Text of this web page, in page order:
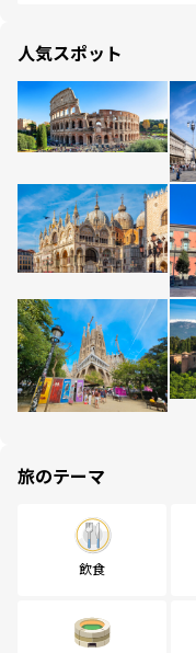
人気スポット
旅のテーマ
飲食